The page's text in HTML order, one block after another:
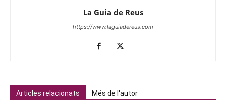
La Guia de Reus
https://www.laguiadereus.com
Articles relacionats Més de l'autor